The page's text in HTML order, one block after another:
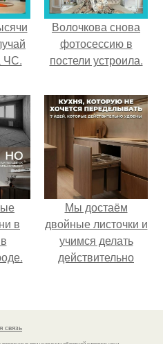
ЧС.
Волочкова снова
фотосессию в
постели устроила.
в
Мы достаём
двойные листочки и
учимся делать
действительно
связь